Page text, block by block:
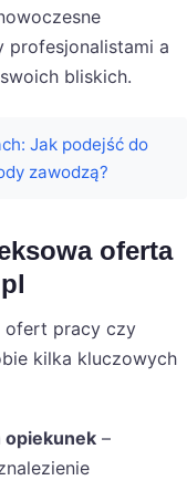
profesjonalistami a
bliskich.
Jak podejść do
zawodzą?
oferta
ofert pracy czy
kilka kluczowych
opiekunek –